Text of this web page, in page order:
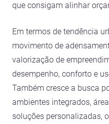
que consigam alinhar
Em termos de tendência
movimento de
valorização de
desempenho, conforto e
Também cresce a busca
ambientes integrados,
soluções personalizadas,